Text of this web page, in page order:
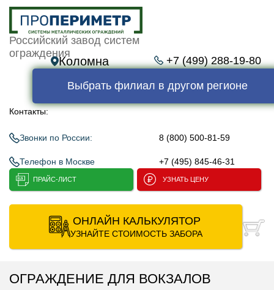
Российский завод систем
ограждения
Коломна +7 (499) 288-19-80
Выбрать филиал в другом регионе
Контакты:
Звонки по России: 8 (800) 500-81-59
Телефон в Москве +7 (495) 845-46-31
ПРАЙС-ЛИСТ УЗНАТЬ ЦЕНУ
ОНЛАЙН КАЛЬКУЛЯТОР
УЗНАЙТЕ СТОИМОСТЬ ЗАБОРА
ОГРАЖДЕНИЕ ДЛЯ ВОКЗАЛОВ